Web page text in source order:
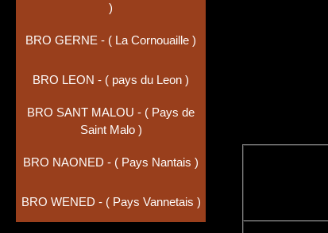
)
BRO GERNE - ( La Cornouaille )
BRO LEON - ( pays du Leon )
BRO SANT MALOU - ( Pays de
Saint Malo )
BRO NAONED - ( Pays Nantais )
BRO WENED - ( Pays Vannetais )